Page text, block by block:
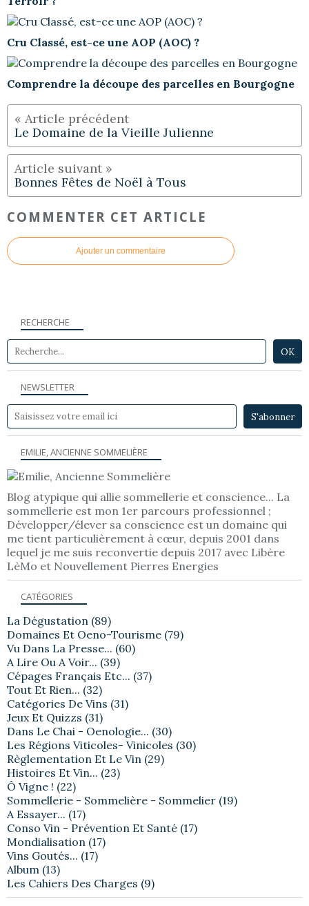
Cru Classé, est-ce une AOP (AOC) ?
Comprendre la découpe des parcelles en Bourgogne
Le Domaine de la Vieille Julienne
Bonnes Fêtes de Noël à Tous
COMMENTER CET ARTICLE
Ajouter un commentaire
NEWSLETTER
RECHERCHE
EMILIE, ANCIENNE SOMMELIÈRE
Blog atypique qui allie sommellerie et conscience... La
sommellerie est mon 1er parcours professionnel ;
Développer/élever sa conscience est un domaine qui
me tient particulièrement à cœur, depuis 2001 dans
lequel je me suis reconvertie depuis 2017 avec Libère
LèMo et Nouvellement Pierres Energies
CATÉGORIES
La Dégustation (89)
Domaines Et Oeno-Tourisme (79)
Vu Dans La Presse... (60)
A Lire Ou A Voir... (39)
Cépages Français Etc... (37)
Tout Et Rien... (32)
Catégories De Vins (31)
Jeux Et Quizzs (31)
Dans Le Chai - Oenologie... (30)
Les Régions Viticoles- Vinicoles (30)
Règlementation Et Le Vin (29)
Histoires Et Vin... (23)
Ô Vigne ! (22)
Sommellerie - Sommelière - Sommelier (19)
A Essayer... (17)
Conso Vin - Prévention Et Santé (17)
Mondialisation (17)
Vins Goutés... (17)
Album (13)
Les Cahiers Des Charges (9)